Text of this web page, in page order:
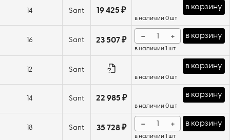
14 Sant 19 425 ₽ в корзину
в наличии 0 шт
16 Sant 23 507 ₽ − + в корзину
в наличии 1 шт
12 Sant в корзину
в наличии 0 шт
14 Sant 22 985 ₽ в корзину
в наличии 0 шт
18 Sant 35 728 ₽ − + в корзину
в наличии 1 шт